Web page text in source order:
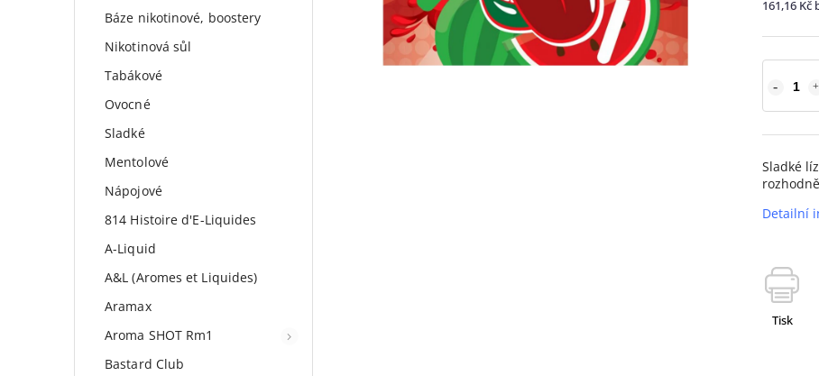
Báze nikotinové, boostery
Nikotinová sůl
Tabákové
Ovocné
Sladké
Mentolové
Nápojové
814 Histoire d'E-Liquides
A-Liquid
A&L (Aromes et Liquides)
Aramax
Aroma SHOT Rm1
Bastard Club
161,16 Kč
Sladké
Detailní
Tisk